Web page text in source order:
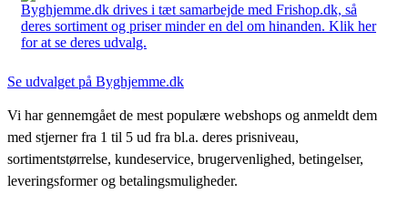
Byghjemme.dk drives i tæt samarbejde med Frishop.dk, så
deres sortiment og priser minder en del om hinanden. Klik her
for at se deres udvalg.
Se udvalget på Byghjemme.dk
Vi har gennemgået de mest populære webshops og anmeldt dem
med stjerner fra 1 til 5 ud fra bl.a. deres prisniveau,
sortimentstørrelse, kundeservice, brugervenlighed, betingelser,
leveringsformer og betalingsmuligheder.